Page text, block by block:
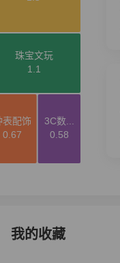
我的收藏